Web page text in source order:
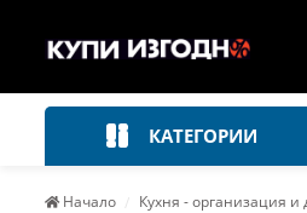
КАТЕГОРИИ
Начало Кухня - организация и